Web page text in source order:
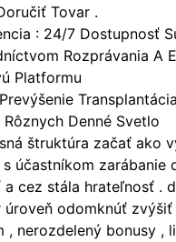
Tovar .
: 24/7 Dostupnosť
Rozprávania A
Platformu
Denné Svetlo
štruktúra začať ako
účastníkom zarábanie
a cez stála hrateľnosť .
úroveň odomknúť zvýšiť
, nerozdelený bonusy ,